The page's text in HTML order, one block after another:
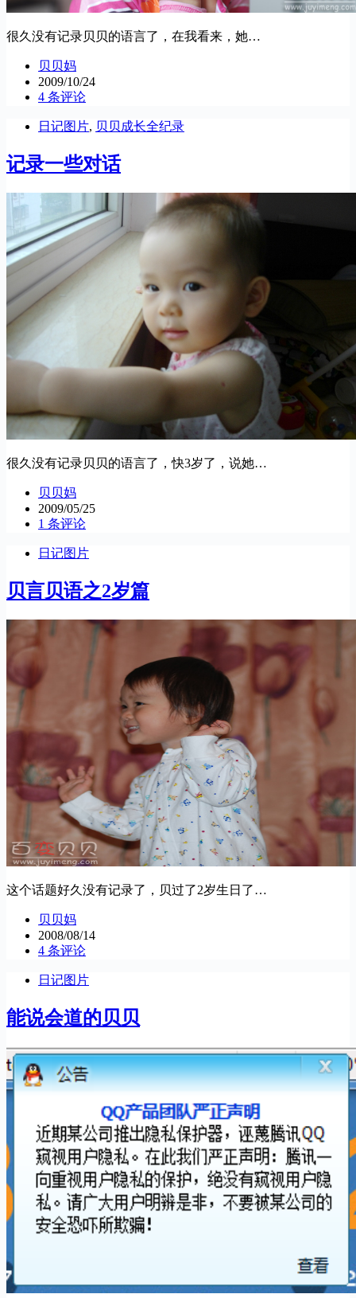
很久没有记录贝贝的语言了，在我看来，她…
贝贝妈
2009/10/24
4 条评论
日记图片, 贝贝成长全纪录
记录一些对话
很久没有记录贝贝的语言了，快3岁了，说她…
贝贝妈
2009/05/25
1 条评论
日记图片
贝言贝语之2岁篇
这个话题好久没有记录了，贝过了2岁生日了…
贝贝妈
2008/08/14
4 条评论
日记图片
能说会道的贝贝